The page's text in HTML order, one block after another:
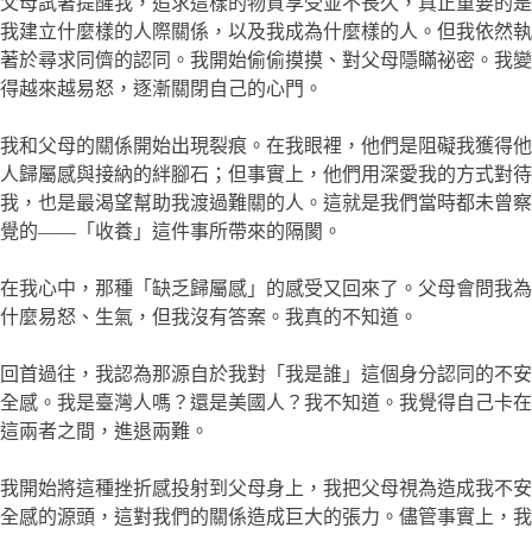
我建立什麼樣的人際關係，以及我成為什麼樣的人。但我依然執
著於尋求同儕的認同。我開始偷偷摸摸、對父母隱瞞祕密。我變
得越來越易怒，逐漸關閉自己的心門。
我和父母的關係開始出現裂痕。在我眼裡，他們是阻礙我獲得他
人歸屬感與接納的絆腳石；但事實上，他們用深愛我的方式對待
我，也是最渴望幫助我渡過難關的人。這就是我們當時都未曾察
覺的——「收養」這件事所帶來的隔閡。
在我心中，那種「缺乏歸屬感」的感受又回來了。父母會問我為
什麼易怒、生氣，但我沒有答案。我真的不知道。
回首過往，我認為那源自於我對「我是誰」這個身分認同的不安
全感。我是臺灣人嗎？還是美國人？我不知道。我覺得自己卡在
這兩者之間，進退兩難。
我開始將這種挫折感投射到父母身上，我把父母視為造成我不安
全感的源頭，這對我們的關係造成巨大的張力。儘管事實上，我